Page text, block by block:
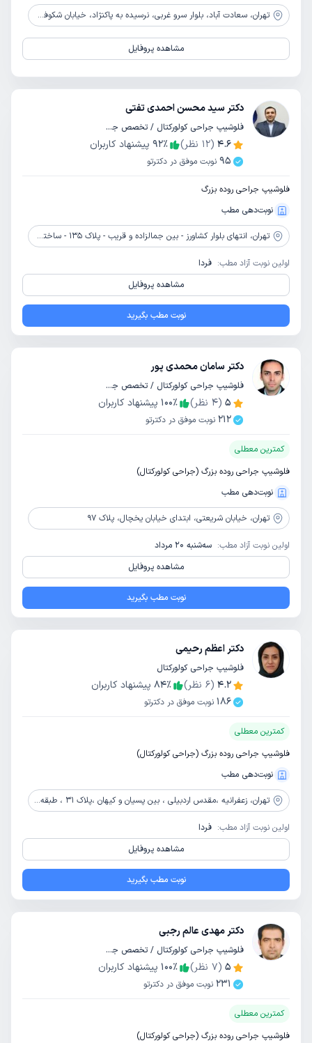
تهران، سعادت آباد، بلوار سرو غربی، نرسیده به پاکنژاد، خیابان شکوفه، نبش خیابان جوی پا، ساختمان صنوبر، طبقه اول، واحد 22
مشاهده پروفایل
دکتر سید محسن احمدی تفتی
فلوشیپ جراحی کولورکتال / تخصص جراحی عمومی
4.6
(
12 نظر) 92٪
پیشنهاد کاربران
95 نوبت موفق در دکترتو
فلوشیپ جراحی روده بزرگ
نوبت‌دهی مطب
تهران، انتهای بلوار کشاورز - بین جمالزاده و قریب - پلاک 135 - ساختمان پزشکان کلینیک ویژه استاد یلدا
اولین نوبت آزاد مطب: فردا
مشاهده پروفایل
نوبت مطب بگیرید
دکتر سامان محمدی پور
فلوشیپ جراحی کولورکتال / تخصص جراحی عمومی
5
(
4 نظر) 100٪
پیشنهاد کاربران
212 نوبت موفق در دکترتو
کمترین معطلی
فلوشیپ جراحی روده بزرگ (جراحی کولورکتال)
نوبت‌دهی مطب
تهران، خیابان شریعتی، ابتدای خیابان یخچال، پلاک 97
اولین نوبت آزاد مطب: سه‌شنبه 20 مرداد
مشاهده پروفایل
نوبت مطب بگیرید
دکتر اعظم رحیمی
فلوشیپ جراحی کولورکتال
4.2
(
6 نظر) 84٪
پیشنهاد کاربران
186 نوبت موفق در دکترتو
کمترین معطلی
فلوشیپ جراحی روده بزرگ (جراحی کولورکتال)
نوبت‌دهی مطب
تهران، زعفرانیه ،مقدس اردبیلی ، بین پسیان و کیهان ،پلاک 31 ، طبقه پنجم شمالی، واحد 27
اولین نوبت آزاد مطب: فردا
مشاهده پروفایل
نوبت مطب بگیرید
دکتر مهدی عالم رجبی
فلوشیپ جراحی کولورکتال / تخصص جراحی عمومی
5
(
7 نظر) 100٪
پیشنهاد کاربران
231 نوبت موفق در دکترتو
کمترین معطلی
فلوشیپ جراحی روده بزرگ (جراحی کولورکتال)